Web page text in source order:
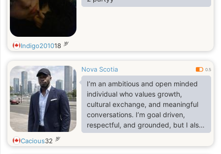
Indigo201018 岁
Nova Scotia 0.5
I’m an ambitious and open minded
individual who values growth,
cultural exchange, and meaningful
conversations. I’m goal driven,
respectful, and grounded, but I also
enjoy lighthearted moments and
exploring new experiences. I’m
Cacious32 岁